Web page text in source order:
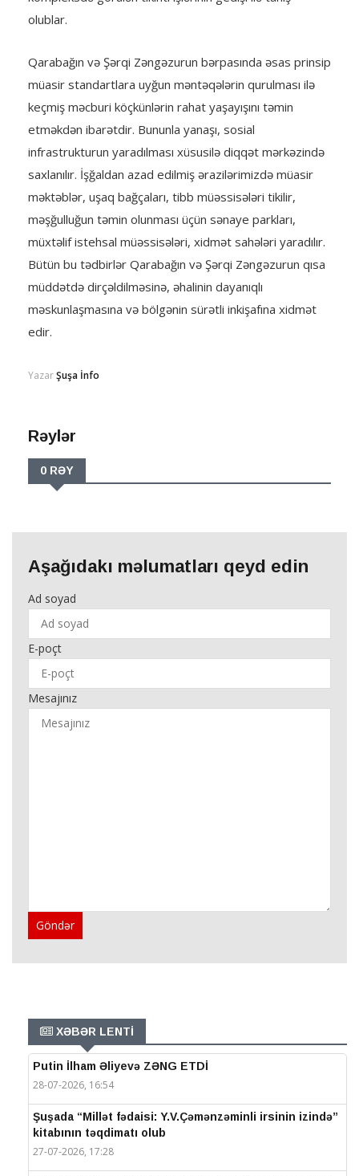
olublar.
Qarabağın və Şərqi Zəngəzurun bərpasında əsas prinsip
müasir standartlara uyğun məntəqələrin qurulması ilə
keçmiş məcburi köçkünlərin rahat yaşayışını təmin
etməkdən ibarətdir. Bununla yanaşı, sosial
infrastrukturun yaradılması xüsusilə diqqət mərkəzində
saxlanılır. İşğaldan azad edilmiş ərazilərimizdə müasir
məktəblər, uşaq bağçaları, tibb müəssisələri tikilir,
məşğulluğun təmin olunması üçün sənaye parkları,
müxtəlif istehsal müəssisələri, xidmət sahələri yaradılır.
Bütün bu tədbirlər Qarabağın və Şərqi Zəngəzurun qısa
müddətdə dirçəldilməsinə, əhalinin dayanıqlı
məskunlaşmasına və bölgənin sürətli inkişafına xidmət
edir.
YazarŞuşa İnfo
Rəylər
0 RƏY
Aşağıdakı məlumatları qeyd edin
Ad soyad
E-poçt
Mesajınız
Göndər
XƏBƏR LENTİ
Putin İlham Əliyevə ZƏNG ETDİ
28-07-2026, 16:54
Şuşada “Millət fədaisi: Y.V.Çəmənzəminli irsinin izində”
kitabının təqdimatı olub
27-07-2026, 17:28